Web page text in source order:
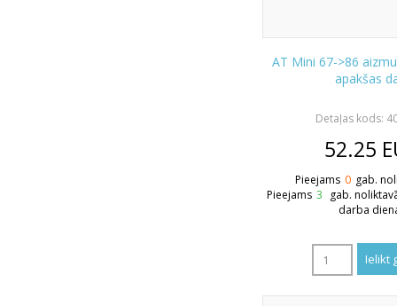
AT Mini 67->86
apakšas
Detaļas kods:
52.25
Pieejams 0 gab.
Pieejams 3
gab.
darba